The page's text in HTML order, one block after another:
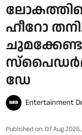
ഹീറോ
ഡേ
Entertainment
Published on: 07 Aug